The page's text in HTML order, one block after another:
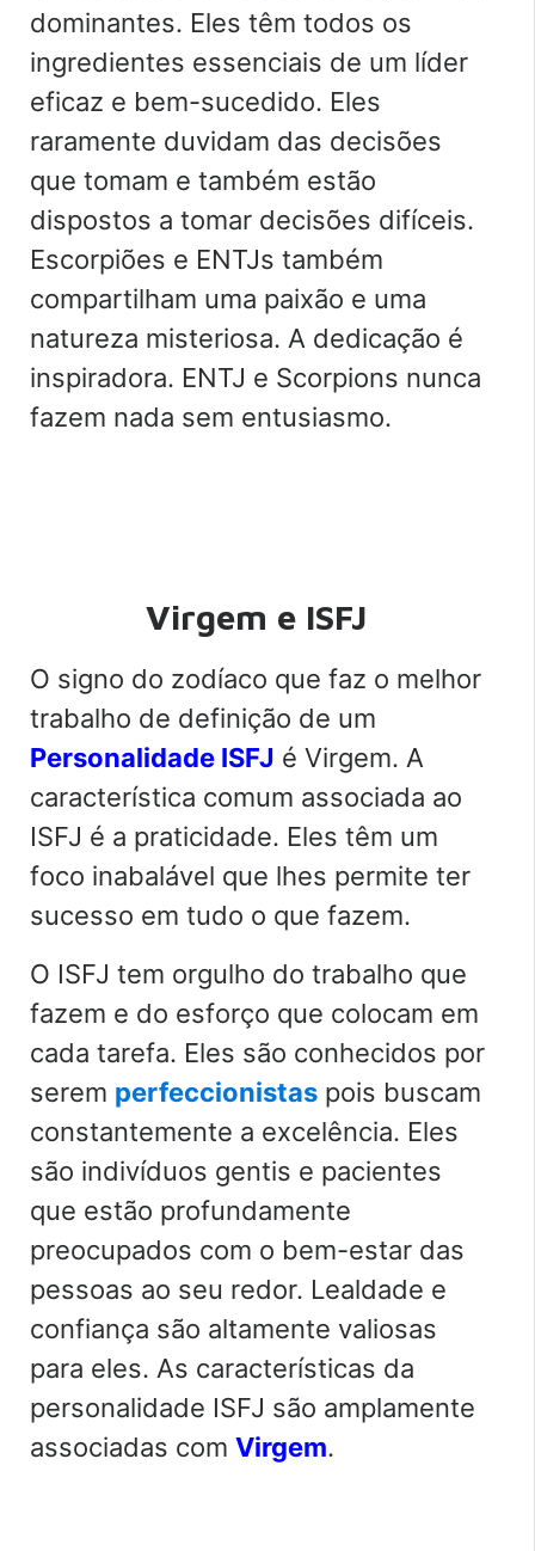
dominantes. Eles têm todos os
ingredientes essenciais de um líder
eficaz e bem-sucedido. Eles
raramente duvidam das decisões
que tomam e também estão
dispostos a tomar decisões difíceis.
Escorpiões e ENTJs também
compartilham uma paixão e uma
natureza misteriosa. A dedicação é
inspiradora. ENTJ e Scorpions nunca
fazem nada sem entusiasmo.
Virgem e ISFJ
O signo do zodíaco que faz o melhor
trabalho de definição de um
Personalidade ISFJ é Virgem. A
característica comum associada ao
ISFJ é a praticidade. Eles têm um
foco inabalável que lhes permite ter
sucesso em tudo o que fazem.
O ISFJ tem orgulho do trabalho que
fazem e do esforço que colocam em
cada tarefa. Eles são conhecidos por
serem perfeccionistas pois buscam
constantemente a excelência. Eles
são indivíduos gentis e pacientes
que estão profundamente
preocupados com o bem-estar das
pessoas ao seu redor. Lealdade e
confiança são altamente valiosas
para eles. As características da
personalidade ISFJ são amplamente
associadas com Virgem.